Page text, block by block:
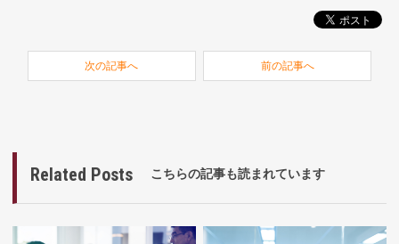
次の記事へ 前の記事へ
Related Posts こちらの記事も読まれています